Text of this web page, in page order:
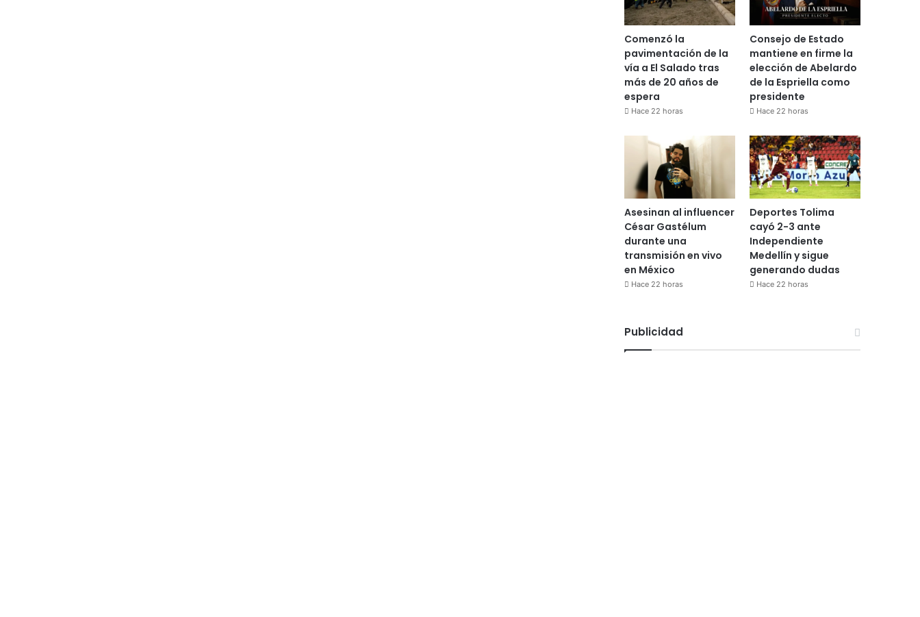
Comenzó la
pavimentación de la
vía a El Salado tras
más de 20 años de
espera
Hace 22 horas
Consejo de Estado
mantiene en firme la
elección de Abelardo
de la Espriella como
presidente
Hace 22 horas
Asesinan al influencer
César Gastélum
durante una
transmisión en vivo
en México
Hace 22 horas
Deportes Tolima
cayó 2-3 ante
Independiente
Medellín y sigue
generando dudas
Hace 22 horas
Publicidad